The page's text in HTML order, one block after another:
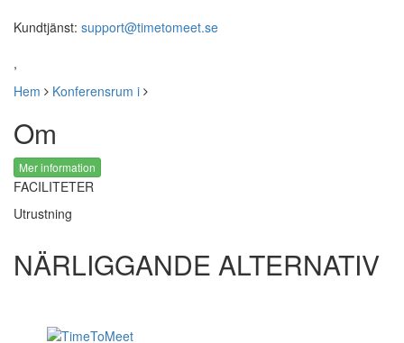
Kundtjänst: support@timetomeet.se
,
Hem
Konferensrum i
Om
Mer information
FACILITETER
Utrustning
NÄRLIGGANDE ALTERNATIV